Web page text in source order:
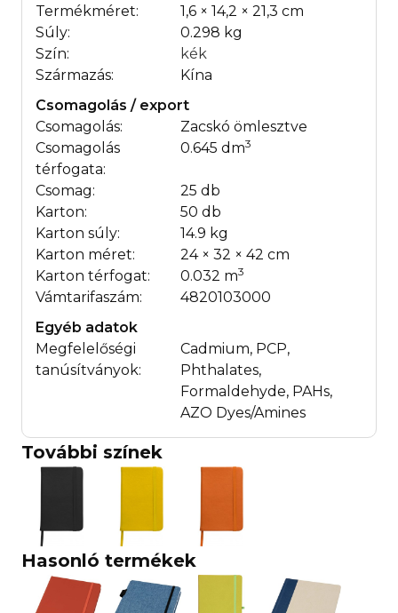
Termékméret:
1,6 × 14,2 × 21,3 cm
Súly:
0.298 kg
Szín:
kék
Származás:
Kína
Csomagolás / export
Csomagolás:
Zacskó ömlesztve
Csomagolás
térfogata:
0.645 dm3
Csomag:
25 db
Karton:
50 db
Karton súly:
14.9 kg
Karton méret:
24 × 32 × 42 cm
Karton térfogat:
0.032 m3
Vámtarifaszám:
4820103000
Egyéb adatok
Megfelelőségi
tanúsítványok:
Cadmium, PCP,
Phthalates,
Formaldehyde, PAHs,
AZO Dyes/Amines
További színek
Hasonló termékek